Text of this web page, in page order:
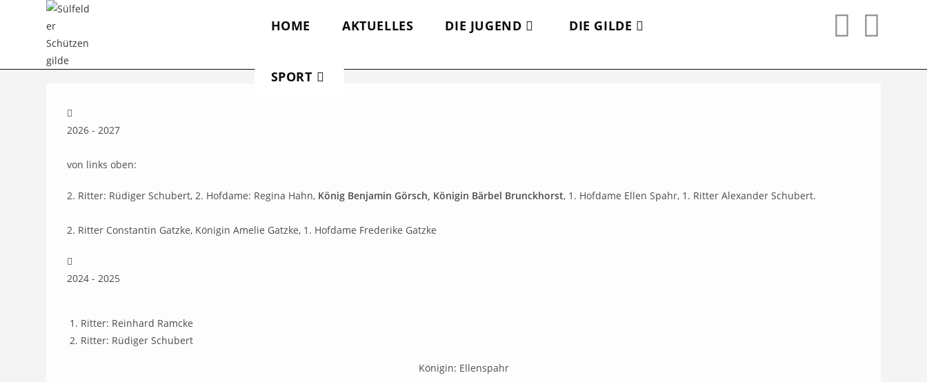
HOME AKTUELLES DIE JUGEND DIE GILDE
SPORT
2026 - 2027
von links oben:
2. Ritter: Rüdiger Schubert, 2. Hofdame: Regina Hahn, König Benjamin Görsch, Königin Bärbel Brunckhorst, 1. Hofdame Ellen Spahr, 1. Ritter Alexander Schubert.
2. Ritter Constantin Gatzke, Königin Amelie Gatzke, 1. Hofdame Frederike Gatzke
2024 - 2025
Ritter: Reinhard Ramcke
Ritter: Rüdiger Schubert
Königin: Ellenspahr